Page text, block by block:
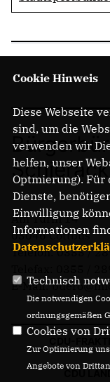
Am Turm 14
03046 Cottbus
Telefon: 0355 /
E-Mail:
Cookie Hinweis
Diese Webseite
sind, um die
verwenden wir
helfen, unser
Optmierung). Für
Dienste,
Einwilligung
Informationen
Technisch
Die notwendigen
ordnungsgemäßen
Cookies von
Zur Optimierung
Angebote von